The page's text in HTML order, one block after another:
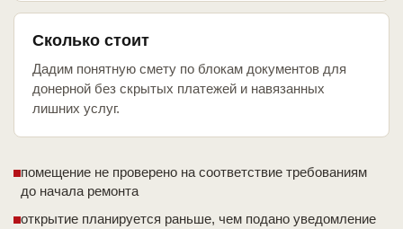
Сколько стоит
Дадим понятную смету по блокам документов для
донерной без скрытых платежей и навязанных
лишних услуг.
помещение не проверено на соответствие требованиям
до начала ремонта
открытие планируется раньше, чем подано уведомление